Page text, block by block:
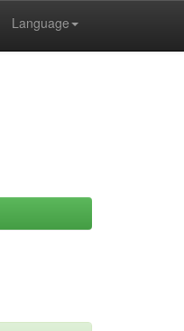
Language